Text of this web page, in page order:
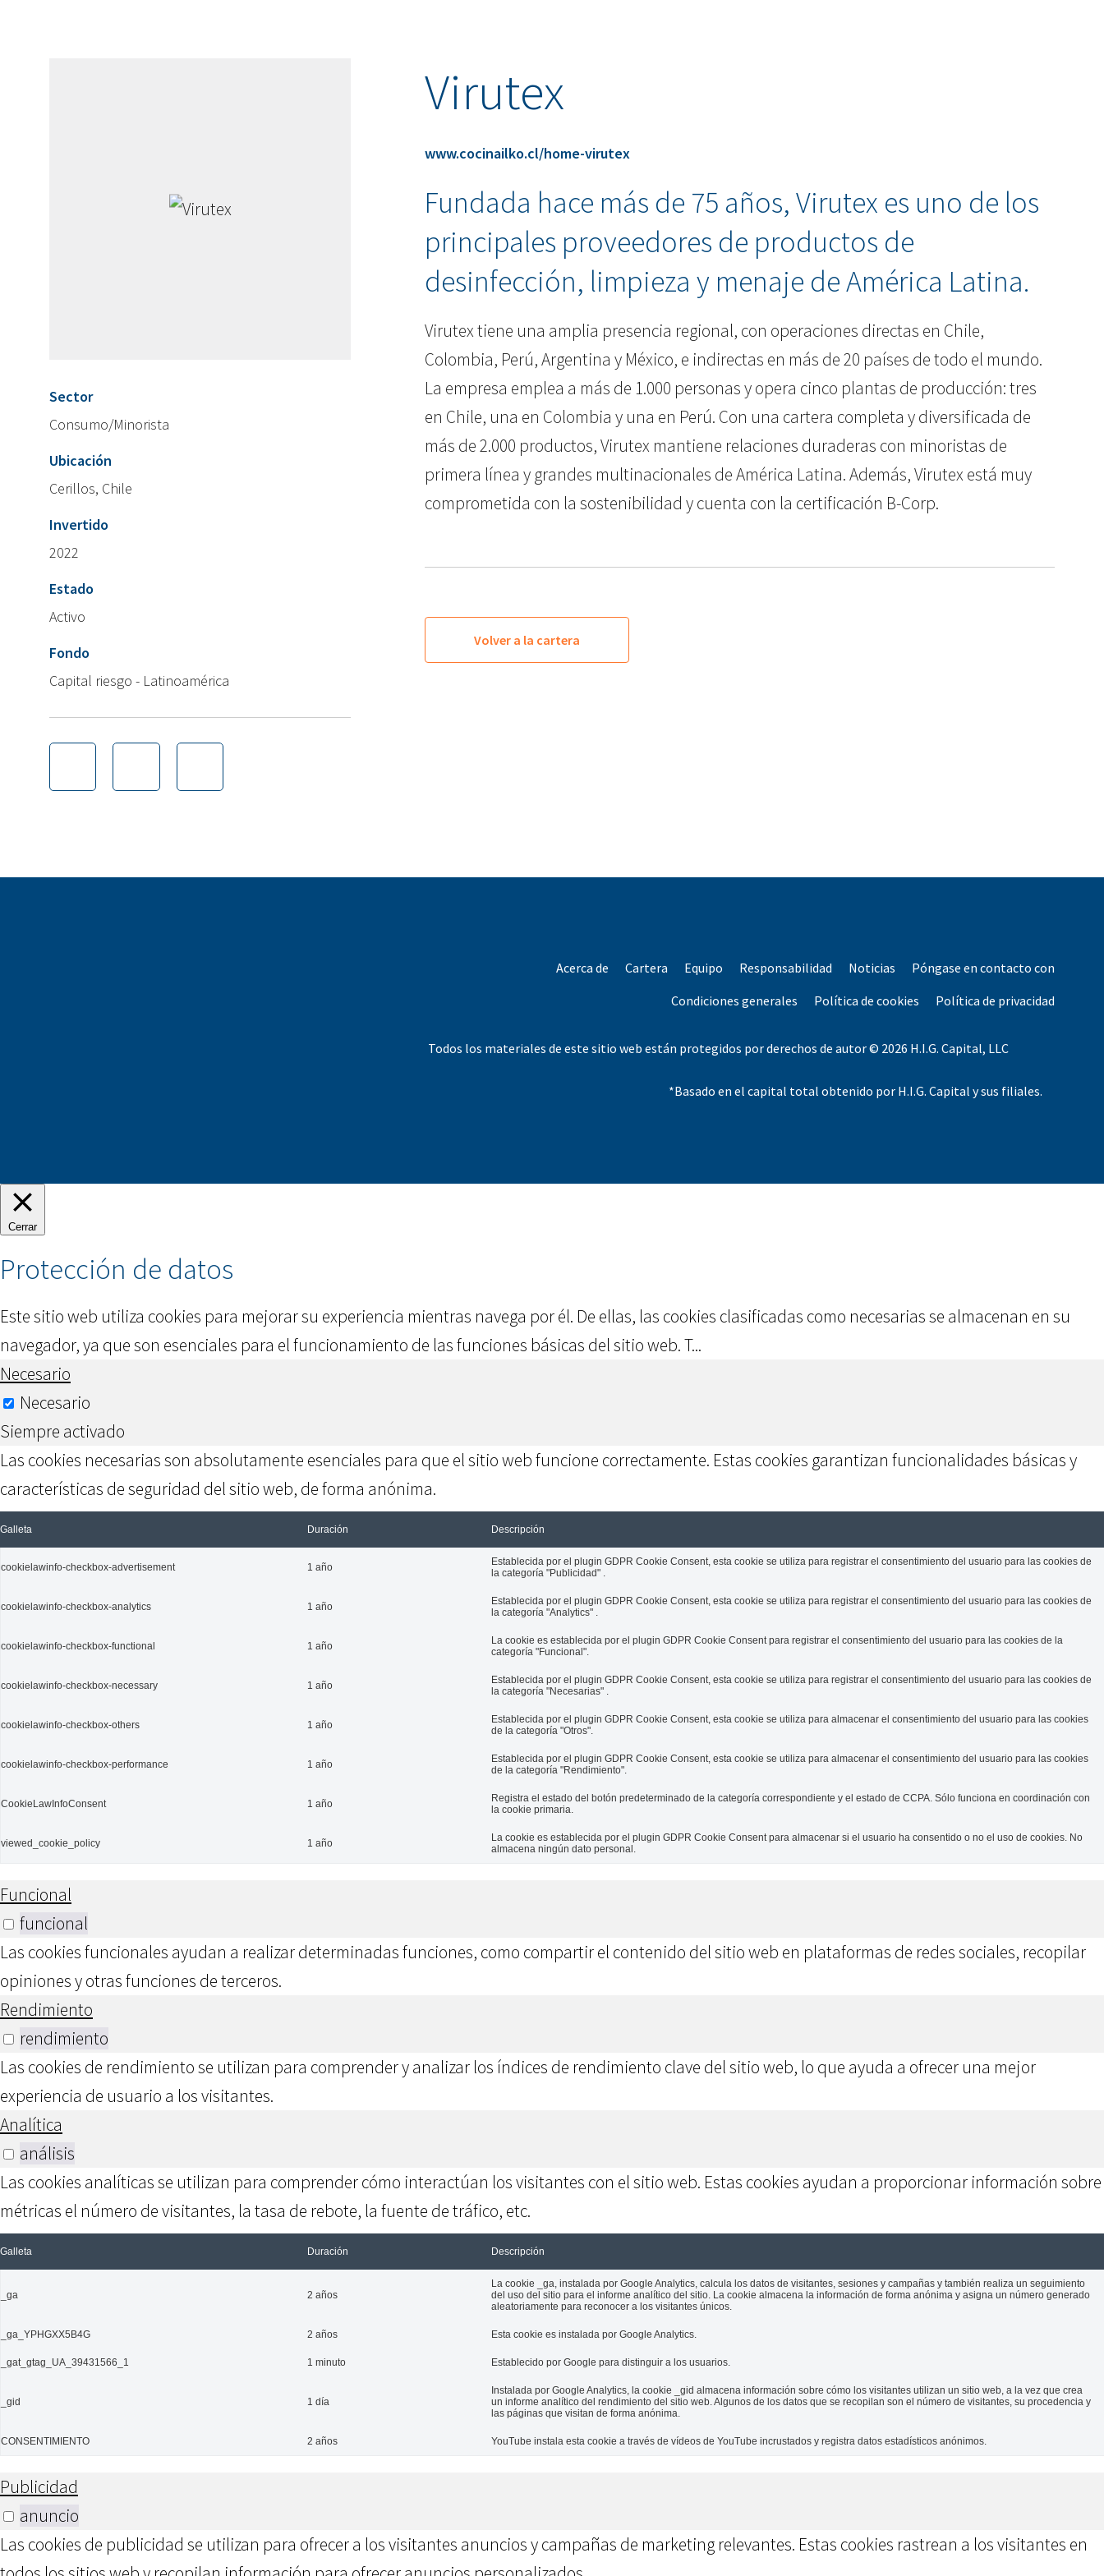
Sector
Consumo/Minorista
Ubicación
Cerillos, Chile
Invertido
2022
Estado
Activo
Fondo
Capital riesgo - Latinoamérica
Virutex
www.cocinailko.cl/home-virutex
Fundada hace más de 75 años, Virutex es uno de los
principales proveedores de productos de
desinfección, limpieza y menaje de América Latina.
Virutex tiene una amplia presencia regional, con operaciones directas en Chile,
Colombia, Perú, Argentina y México, e indirectas en más de 20 países de todo el mundo.
La empresa emplea a más de 1.000 personas y opera cinco plantas de producción: tres
en Chile, una en Colombia y una en Perú. Con una cartera completa y diversificada de
más de 2.000 productos, Virutex mantiene relaciones duraderas con minoristas de
primera línea y grandes multinacionales de América Latina. Además, Virutex está muy
comprometida con la sostenibilidad y cuenta con la certificación B-Corp.
Volver a la cartera
Acerca de Cartera Equipo Responsabilidad Noticias
Póngase en contacto con
Condiciones generales
Política de cookies Política de privacidad
Todos los materiales de este sitio web están protegidos por derechos de autor © 2026 H.I.G. Capital, LLC
*Basado en el capital total obtenido por H.I.G. Capital y sus filiales.
Cerrar
Protección de datos
Este sitio web utiliza cookies para mejorar su experiencia mientras navega por él. De ellas, las cookies clasificadas como necesarias se almacenan en su
navegador, ya que son esenciales para el funcionamiento de las funciones básicas del sitio web. T...
Necesario
Necesario
Siempre activado
Las cookies necesarias son absolutamente esenciales para que el sitio web funcione correctamente. Estas cookies garantizan funcionalidades básicas y
características de seguridad del sitio web, de forma anónima.
Galleta Duración Descripción
cookielawinfo-checkbox-advertisement 1 año
Establecida por el plugin GDPR Cookie Consent, esta cookie se utiliza para registrar el consentimiento del usuario para las cookies de
la categoría "Publicidad" .
cookielawinfo-checkbox-analytics 1 año
Establecida por el plugin GDPR Cookie Consent, esta cookie se utiliza para registrar el consentimiento del usuario para las cookies de
la categoría "Analytics" .
cookielawinfo-checkbox-functional 1 año
La cookie es establecida por el plugin GDPR Cookie Consent para registrar el consentimiento del usuario para las cookies de la
categoría "Funcional".
cookielawinfo-checkbox-necessary 1 año
Establecida por el plugin GDPR Cookie Consent, esta cookie se utiliza para registrar el consentimiento del usuario para las cookies de
la categoría "Necesarias" .
cookielawinfo-checkbox-others 1 año
Establecida por el plugin GDPR Cookie Consent, esta cookie se utiliza para almacenar el consentimiento del usuario para las cookies
de la categoría "Otros".
cookielawinfo-checkbox-performance 1 año
Establecida por el plugin GDPR Cookie Consent, esta cookie se utiliza para almacenar el consentimiento del usuario para las cookies
de la categoría "Rendimiento".
CookieLawInfoConsent 1 año
Registra el estado del botón predeterminado de la categoría correspondiente y el estado de CCPA. Sólo funciona en coordinación con
la cookie primaria.
viewed_cookie_policy 1 año
La cookie es establecida por el plugin GDPR Cookie Consent para almacenar si el usuario ha consentido o no el uso de cookies. No
almacena ningún dato personal.
Funcional
funcional
Las cookies funcionales ayudan a realizar determinadas funciones, como compartir el contenido del sitio web en plataformas de redes sociales, recopilar
opiniones y otras funciones de terceros.
Rendimiento
rendimiento
Las cookies de rendimiento se utilizan para comprender y analizar los índices de rendimiento clave del sitio web, lo que ayuda a ofrecer una mejor
experiencia de usuario a los visitantes.
Analítica
análisis
Las cookies analíticas se utilizan para comprender cómo interactúan los visitantes con el sitio web. Estas cookies ayudan a proporcionar información sobre
métricas el número de visitantes, la tasa de rebote, la fuente de tráfico, etc.
Galleta Duración Descripción
_ga 2 años
La cookie _ga, instalada por Google Analytics, calcula los datos de visitantes, sesiones y campañas y también realiza un seguimiento
del uso del sitio para el informe analítico del sitio. La cookie almacena la información de forma anónima y asigna un número generado
aleatoriamente para reconocer a los visitantes únicos.
_ga_YPHGXX5B4G 2 años Esta cookie es instalada por Google Analytics.
_gat_gtag_UA_39431566_1 1 minuto Establecido por Google para distinguir a los usuarios.
_gid 1 día
Instalada por Google Analytics, la cookie _gid almacena información sobre cómo los visitantes utilizan un sitio web, a la vez que crea
un informe analítico del rendimiento del sitio web. Algunos de los datos que se recopilan son el número de visitantes, su procedencia y
las páginas que visitan de forma anónima.
CONSENTIMIENTO 2 años YouTube instala esta cookie a través de vídeos de YouTube incrustados y registra datos estadísticos anónimos.
Publicidad
anuncio
Las cookies de publicidad se utilizan para ofrecer a los visitantes anuncios y campañas de marketing relevantes. Estas cookies rastrean a los visitantes en